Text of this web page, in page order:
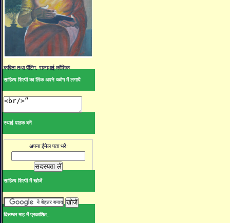
कविता तथा पेंटिंग: राजाभाई कौशिक
साहित्य शिल्पी का लिंक अपने ब्ळोग में लगायें
स्थाई पाठक बनें
अपना ईमेल पता भरें:
साहित्य शिल्पी में खोजें
दिसम्बर माह में प्रकाशित..